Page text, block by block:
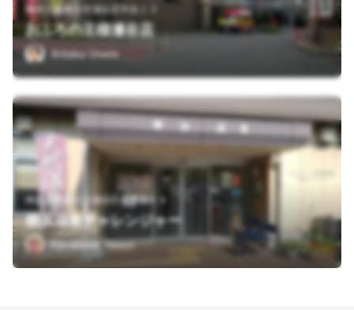
神奈川県横浜市瀬谷区中央１３
おふろの王様瀬谷店
Aritaka Uneta
神奈川県横浜市瀬谷区東野台４４
横浜温泉チャレンジャー
Kawabata Yasuo